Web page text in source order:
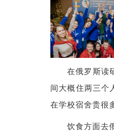
在俄罗斯读
间大概住两三个
在学校宿舍贵很
饮食方面去